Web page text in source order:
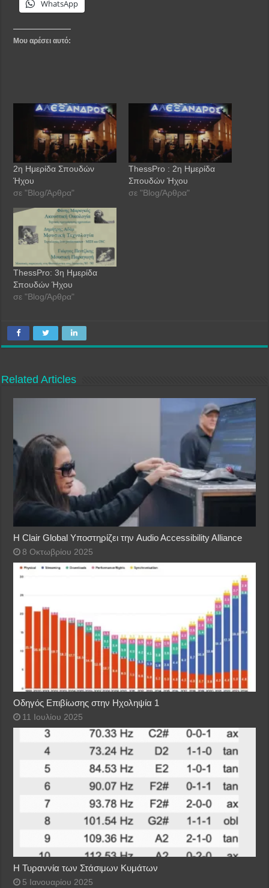
WhatsApp
Μου αρέσει αυτό:
2η Ημερίδα Σπουδών
Ήχου
σε "Blog/Άρθρα"
ThessPro : 2η Ημερίδα
Σπουδών Ήχου
σε "Blog/Άρθρα"
ThessPro: 3η Ημερίδα
Σπουδών Ήχου
σε "Blog/Άρθρα"
Related Articles
Η Clair Global Υποστηρίζει την Audio Accessibility Alliance
8 Οκτωβρίου 2025
Οδηγός Επιβίωσης στην Ηχοληψία 1
11 Ιουλίου 2025
Η Τυραννία των Στάσιμων Κυμάτων
5 Ιανουαρίου 2025